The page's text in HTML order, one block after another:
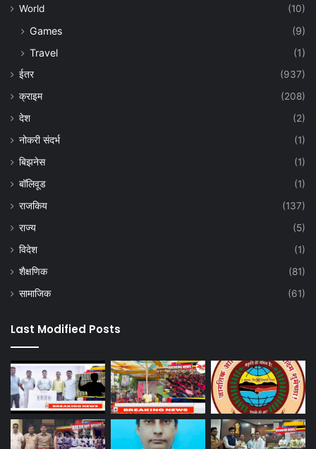
World
(10)
Games
(9)
Travel
(1)
ईतर
(937)
क्राइम
(208)
देश
(2)
नोकरी संदर्भ
(1)
बिझनेस
(1)
बॉलिवूड
(1)
राजकिय
(137)
राज्य
(5)
विदेश
(1)
शैक्षणिक
(81)
सामाजिक
(61)
Last Modified Posts